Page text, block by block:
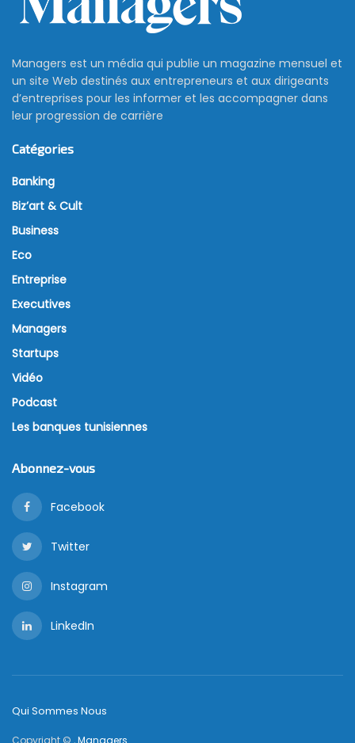
Managers est un média qui publie un magazine mensuel et
un site Web destinés aux entrepreneurs et aux dirigeants
d’entreprises pour les informer et les accompagner dans
leur progression de carrière
Catégories
Banking
Biz’art & Cult
Business
Eco
Entreprise
Executives
Managers
Startups
Vidéo
Podcast
Les banques tunisiennes
Abonnez-vous
Facebook
Twitter
Instagram
LinkedIn
Qui Sommes Nous